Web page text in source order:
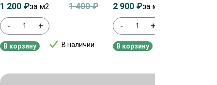
- +
В наличии
1 400₽
1 200 ₽за м2
В корзину
- +
2 900 ₽за м²
В корзину